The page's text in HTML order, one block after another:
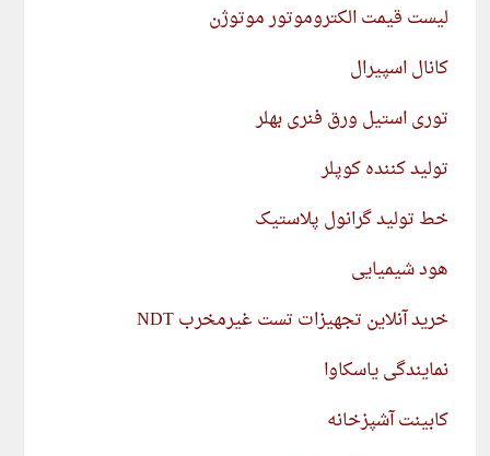
لیست قیمت الکتروموتور موتوژن
کانال اسپیرال
توری استیل ورق فنری بهلر
تولید کننده کوپلر
خط تولید گرانول پلاستیک
هود شیمیایی
خرید آنلاین تجهیزات تست غیرمخرب NDT
نمایندگی یاسکاوا
کابینت آشپزخانه